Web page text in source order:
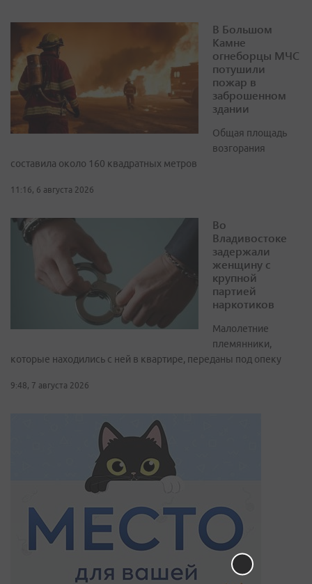
В Большом
Камне
огнеборцы МЧС
потушили
пожар в
заброшенном
здании
Общая площадь
возгорания
составила около 160 квадратных метров
11:16, 6 августа 2026
Во
Владивостоке
задержали
женщину с
крупной
партией
наркотиков
Малолетние
племянники,
которые находились с ней в квартире, переданы под опеку
9:48, 7 августа 2026